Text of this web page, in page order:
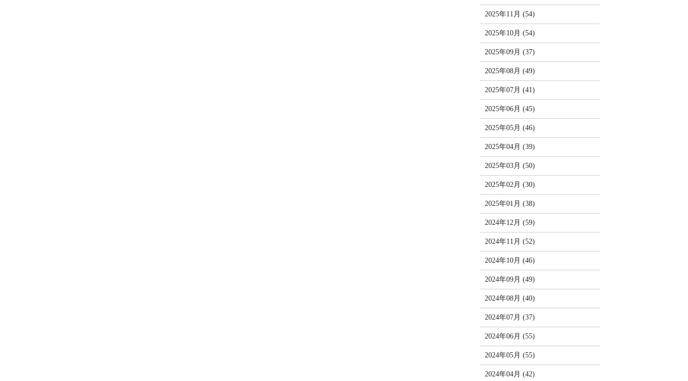
2025年11月 (54)
2025年10月 (54)
2025年09月 (37)
2025年08月 (49)
2025年07月 (41)
2025年06月 (45)
2025年05月 (46)
2025年04月 (39)
2025年03月 (50)
2025年02月 (30)
2025年01月 (38)
2024年12月 (59)
2024年11月 (52)
2024年10月 (46)
2024年09月 (49)
2024年08月 (40)
2024年07月 (37)
2024年06月 (55)
2024年05月 (55)
2024年04月 (42)